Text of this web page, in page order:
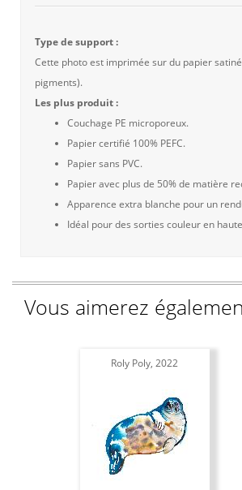
Type de support :
Cette photo est imprimée sur du papier
pigments).
Les plus produit :
Couchage PE microporeux.
Papier certifié 100% PEFC.
Papier sans PVC.
Papier avec plus de 50% de matière
Apparence extra blanche pour un
Idéal pour des sorties couleur en
Vous aimerez
Roly Poly, 2022